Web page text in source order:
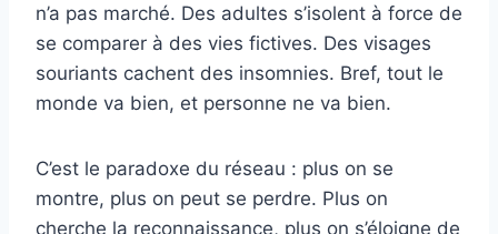
n’a pas marché. Des adultes s’isolent à force de
se comparer à des vies fictives. Des visages
souriants cachent des insomnies. Bref, tout le
monde va bien, et personne ne va bien.
C’est le paradoxe du réseau : plus on se
montre, plus on peut se perdre. Plus on
cherche la reconnaissance, plus on s’éloigne de